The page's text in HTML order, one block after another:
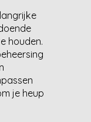
houden.
je heup